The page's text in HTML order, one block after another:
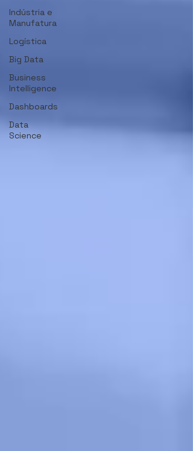
Indústria e
Manufatura
Logística
Big Data
Business
Intelligence
Dashboards
Data
Science